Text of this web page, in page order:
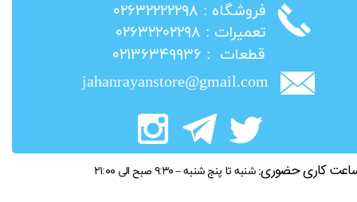
​فروشگاه : ۰۲۶۳۲۲۲۲۲۹۸
​تعمیرات : ۰۲۶۳۲۲۰۲۲۹۸
​قطعات : ۰۲۱۳۶۳۴۹۹۳۶
jahanrayanstore@gmail.com
کاری حضوری: شنبه تا پنج شنبه – ۹:۳۰ صبح الی ۲۱:۰۰